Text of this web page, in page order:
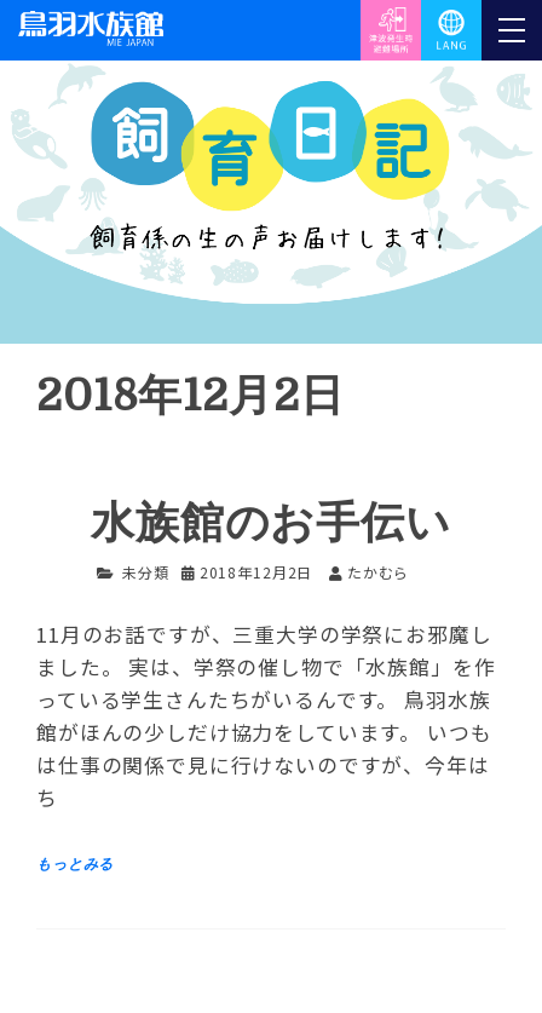
2018年12月2日
水族館のお手伝い
未分類 2018年12月2日 たかむら
11月のお話ですが、三重大学の学祭にお邪魔し
ました。 実は、学祭の催し物で「水族館」を作
っている学生さんたちがいるんです。 鳥羽水族
館がほんの少しだけ協力をしています。 いつも
は仕事の関係で見に行けないのですが、今年は
ち